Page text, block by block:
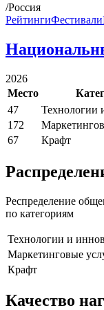
/Россия
РейтингиФестивали
2026
Место
47
Технологии
172
67
Крафт
Респределение
по категориям
Технологии и
Маркетинговые
Крафт
Качество